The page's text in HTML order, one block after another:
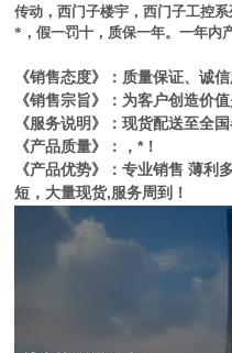
传动，西门子楼宇，西门子工控
*，假一罚十，质保一年。一年内
《销售态度》：质量保证、诚
《销售宗旨》：为客户创造价
《服务说明》：现货配送至全
《产品质量》：，*！
《产品优势》：专业销售 薄利
短，大量现货,服务周到！